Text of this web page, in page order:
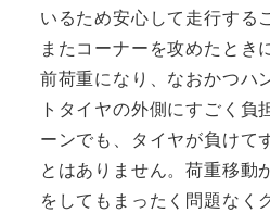
いるため安心して走行する
またコーナーを攻めたとき
前荷重になり、なおかつハ
トタイヤの外側にすごく負
ーンでも、タイヤが負けて
とはありません。荷重移動
をしてもまったく問題なく